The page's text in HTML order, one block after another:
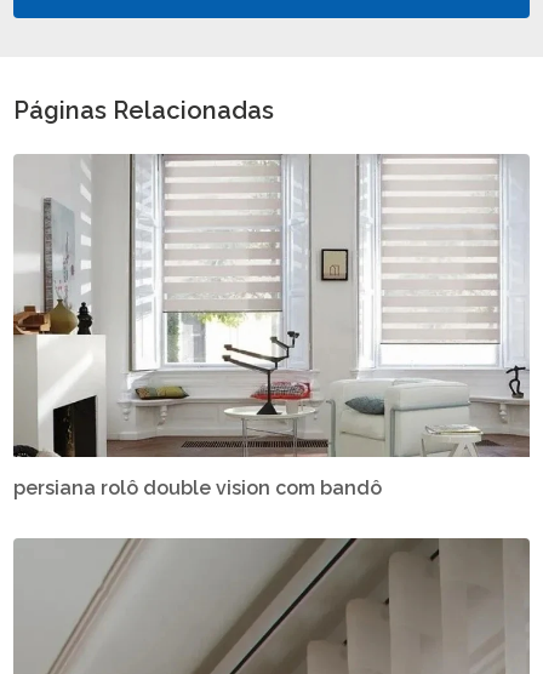
Páginas Relacionadas
persiana rolô double vision com bandô